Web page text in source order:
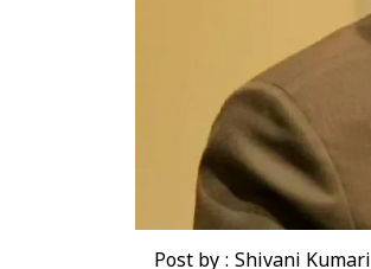
Post by : Shivani Kumari